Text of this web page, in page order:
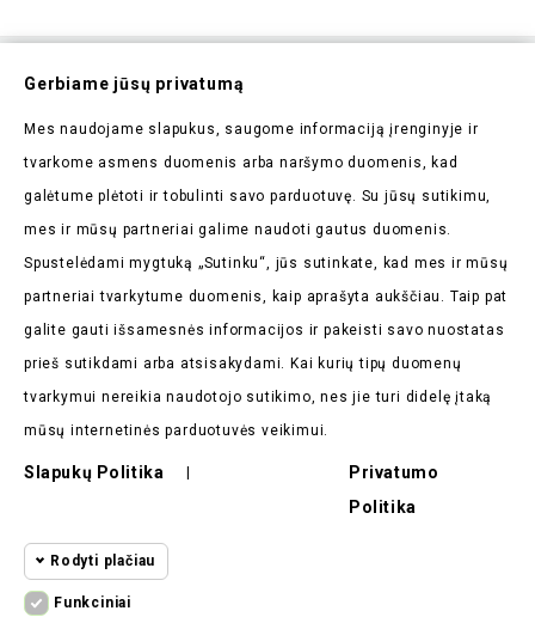
Prenumeruokite Mūsų
Naujienlaiškį
Pirmieji sužinokite apie mūsų naujienas bei taikomas
Parduotuvės Informacija
Prekės
Gerbiame jūsų privatumą
Mes naudojame slapukus, saugome informaciją įrenginyje ir
tvarkome asmens duomenis arba naršymo duomenis, kad
galėtume plėtoti ir tobulinti savo parduotuvę. Su jūsų sutikimu,
mes ir mūsų partneriai galime naudoti gautus duomenis.
Spustelėdami mygtuką „Sutinku“, jūs sutinkate, kad mes ir mūsų
partneriai tvarkytume duomenis, kaip aprašyta aukščiau. Taip pat
galite gauti išsamesnės informacijos ir pakeisti savo nuostatas
prieš sutikdami arba atsisakydami. Kai kurių tipų duomenų
tvarkymui nereikia naudotojo sutikimo, nes jie turi didelę įtaką
mūsų internetinės parduotuvės veikimui.
Slapukų Politika
Privatumo
Politika
Rodyti plačiau
Funkciniai